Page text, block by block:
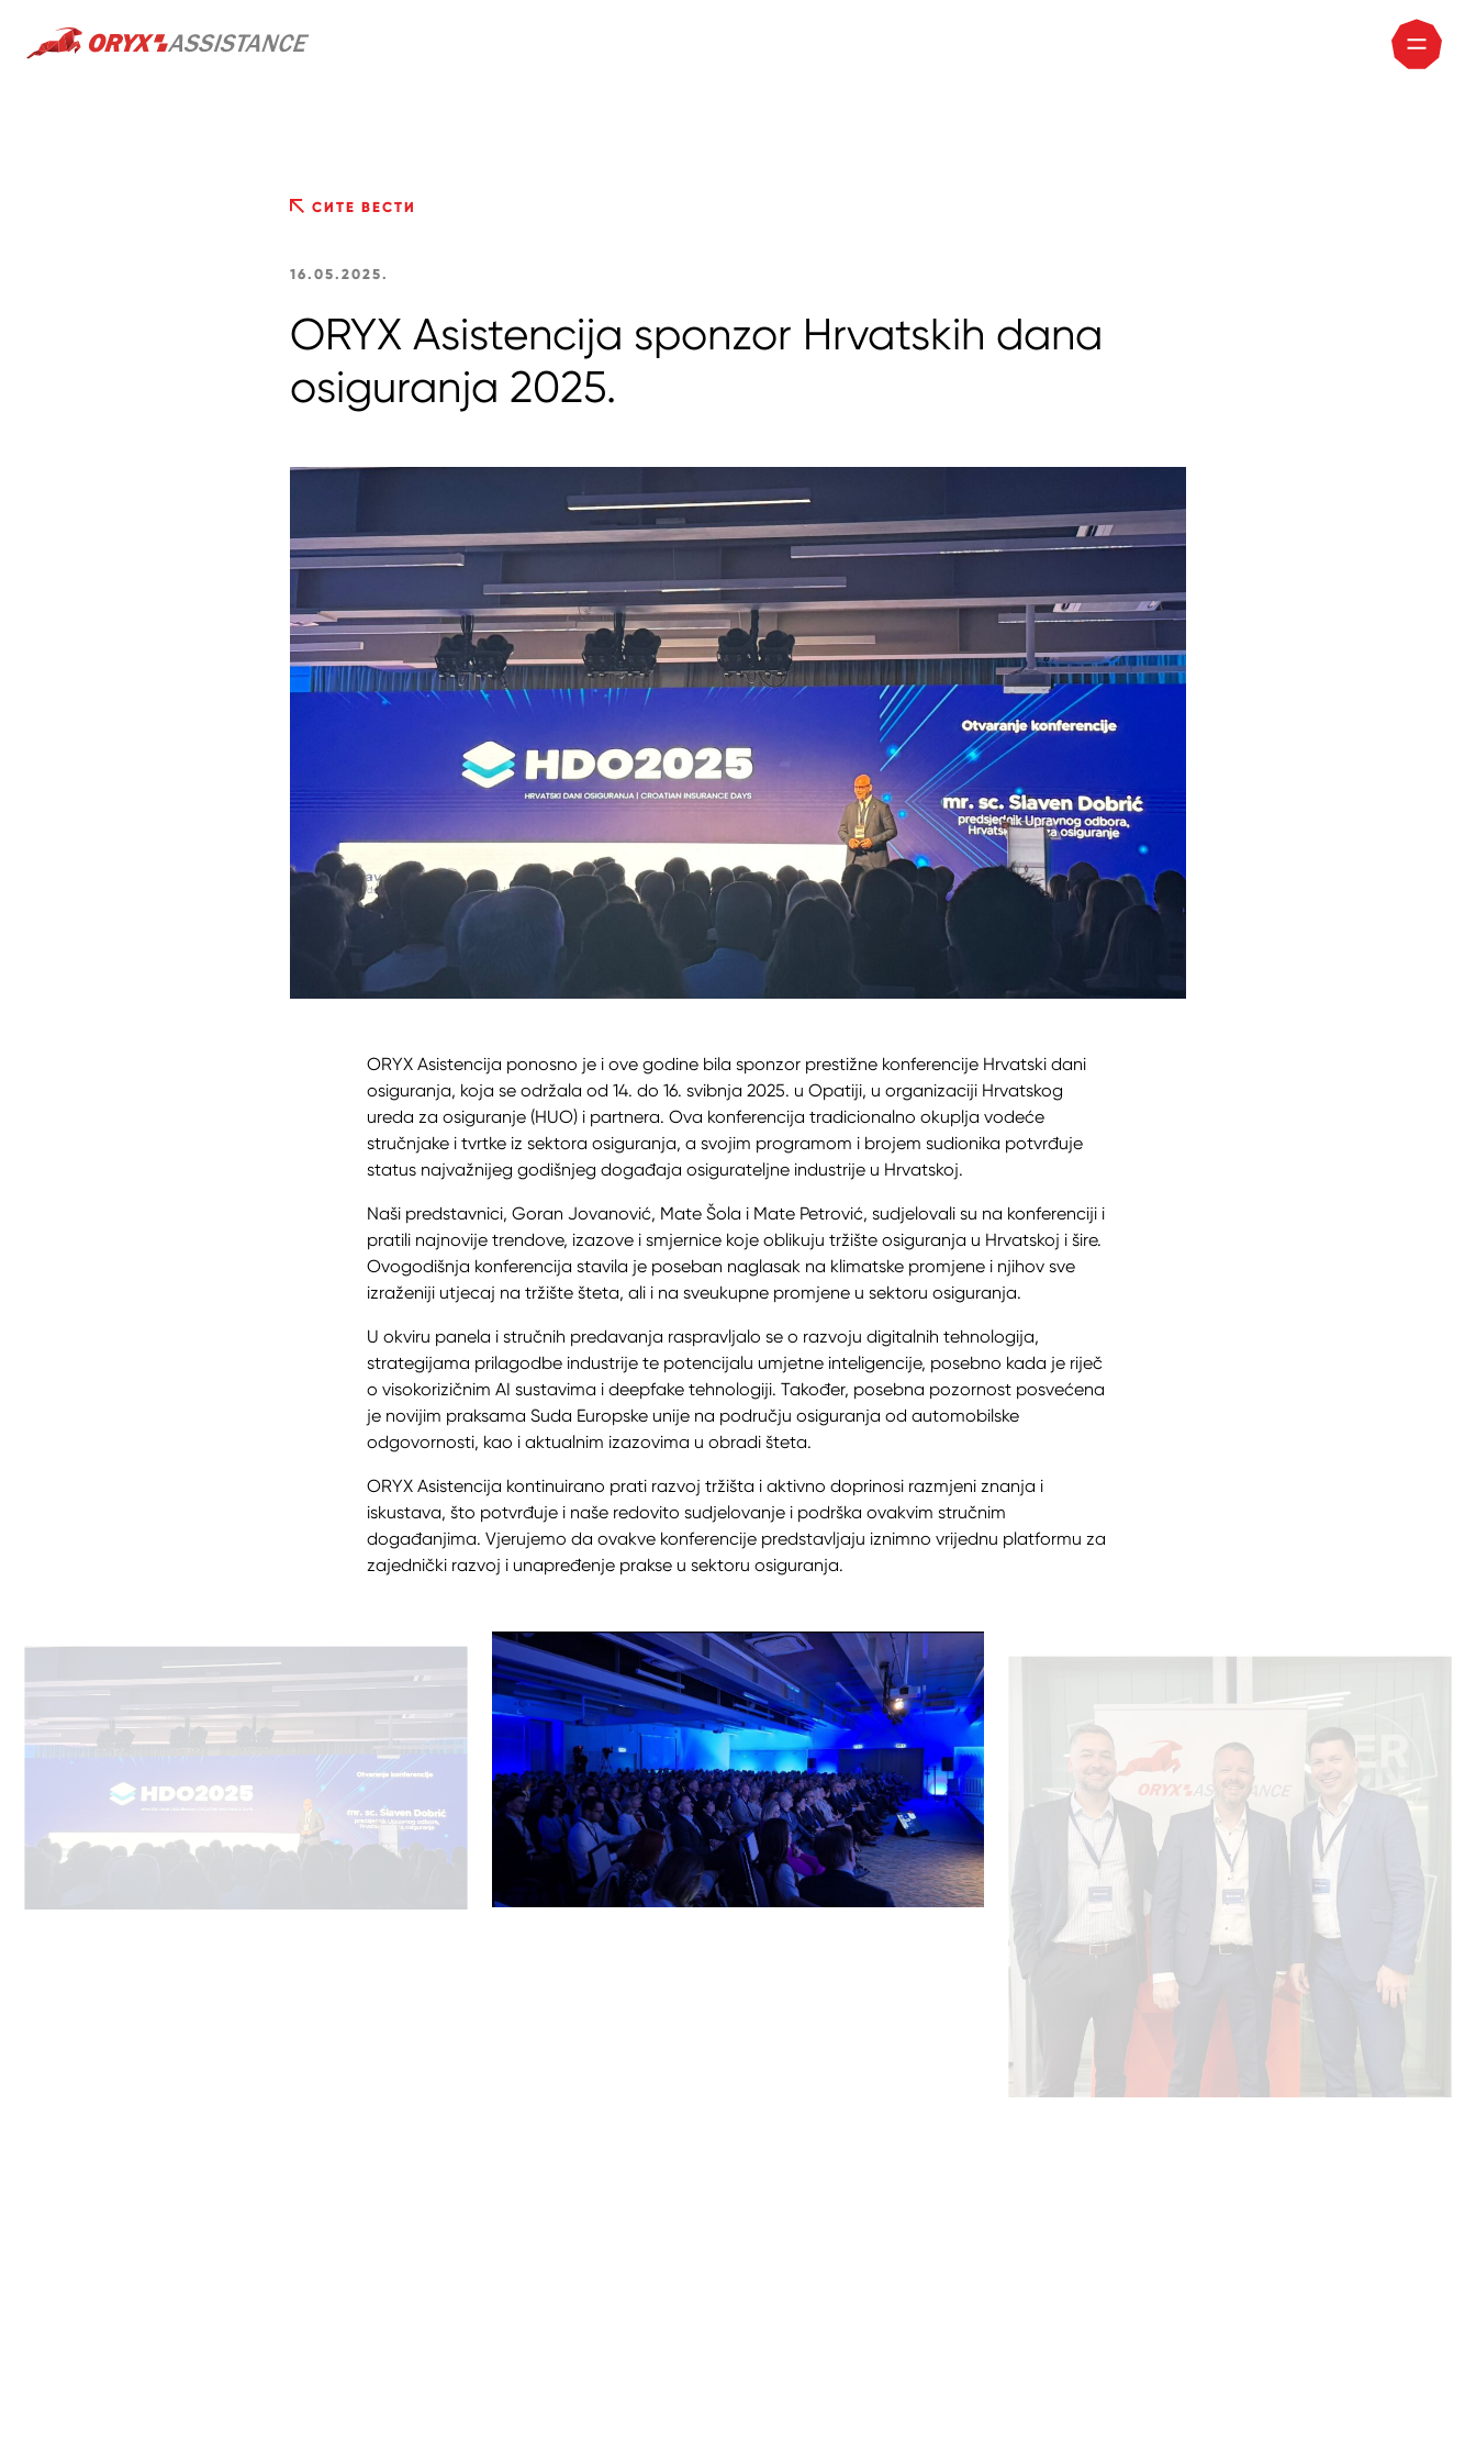
СИТЕ ВЕСТИ
16.05.2025.
ORYX Asistencija sponzor Hrvatskih dana
osiguranja 2025.
ORYX Asistencija ponosno je i ove godine bila sponzor prestižne konferencije Hrvatski dani
osiguranja, koja se održala od 14. do 16. svibnja 2025. u Opatiji, u organizaciji Hrvatskog
ureda za osiguranje (HUO) i partnera. Ova konferencija tradicionalno okuplja vodeće
stručnjake i tvrtke iz sektora osiguranja, a svojim programom i brojem sudionika potvrđuje
status najvažnijeg godišnjeg događaja osigurateljne industrije u Hrvatskoj.
Naši predstavnici, Goran Jovanović, Mate Šola i Mate Petrović, sudjelovali su na konferenciji i
pratili najnovije trendove, izazove i smjernice koje oblikuju tržište osiguranja u Hrvatskoj i šire.
Ovogodišnja konferencija stavila je poseban naglasak na klimatske promjene i njihov sve
izraženiji utjecaj na tržište šteta, ali i na sveukupne promjene u sektoru osiguranja.
U okviru panela i stručnih predavanja raspravljalo se o razvoju digitalnih tehnologija,
strategijama prilagodbe industrije te potencijalu umjetne inteligencije, posebno kada je riječ
o visokorizičnim AI sustavima i deepfake tehnologiji. Također, posebna pozornost posvećena
je novijim praksama Suda Europske unije na području osiguranja od automobilske
odgovornosti, kao i aktualnim izazovima u obradi šteta.
ORYX Asistencija kontinuirano prati razvoj tržišta i aktivno doprinosi razmjeni znanja i
iskustava, što potvrđuje i naše redovito sudjelovanje i podrška ovakvim stručnim
događanjima. Vjerujemo da ovakve konferencije predstavljaju iznimno vrijednu platformu za
zajednički razvoj i unapređenje prakse u sektoru osiguranja.